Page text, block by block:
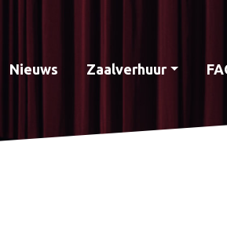
Nieuws Zaalverhuur